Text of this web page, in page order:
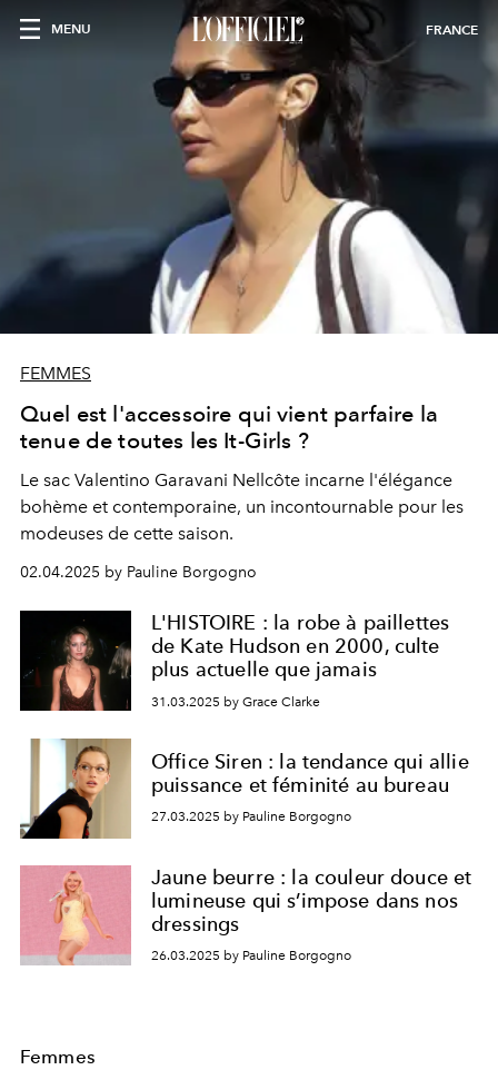
MENU FRANCE
FEMMES
Quel est l'accessoire qui vient parfaire la
tenue de toutes les It-Girls ?
Le sac Valentino Garavani Nellcôte incarne l'élégance
bohème et contemporaine, un incontournable pour les
modeuses de cette saison.
02.04.2025 by Pauline Borgogno
L'HISTOIRE : la robe à paillettes
de Kate Hudson en 2000, culte
plus actuelle que jamais
31.03.2025 by Grace Clarke
Office Siren : la tendance qui allie
puissance et féminité au bureau
27.03.2025 by Pauline Borgogno
Jaune beurre : la couleur douce et
lumineuse qui s’impose dans nos
dressings
26.03.2025 by Pauline Borgogno
Femmes